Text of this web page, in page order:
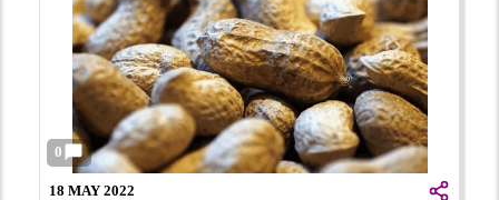
0
18 MAY 2022